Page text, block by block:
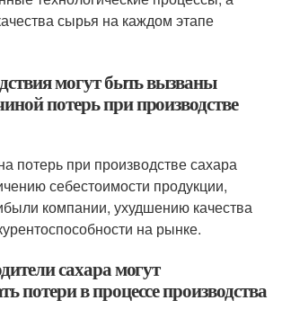
сырья на каждом этапе
могут быть вызваны
потерь при производстве
потерь при производстве сахара
себестоимости продукции,
компании, ухудшению качества
на рынке.
сахара могут
потери в процессе производства